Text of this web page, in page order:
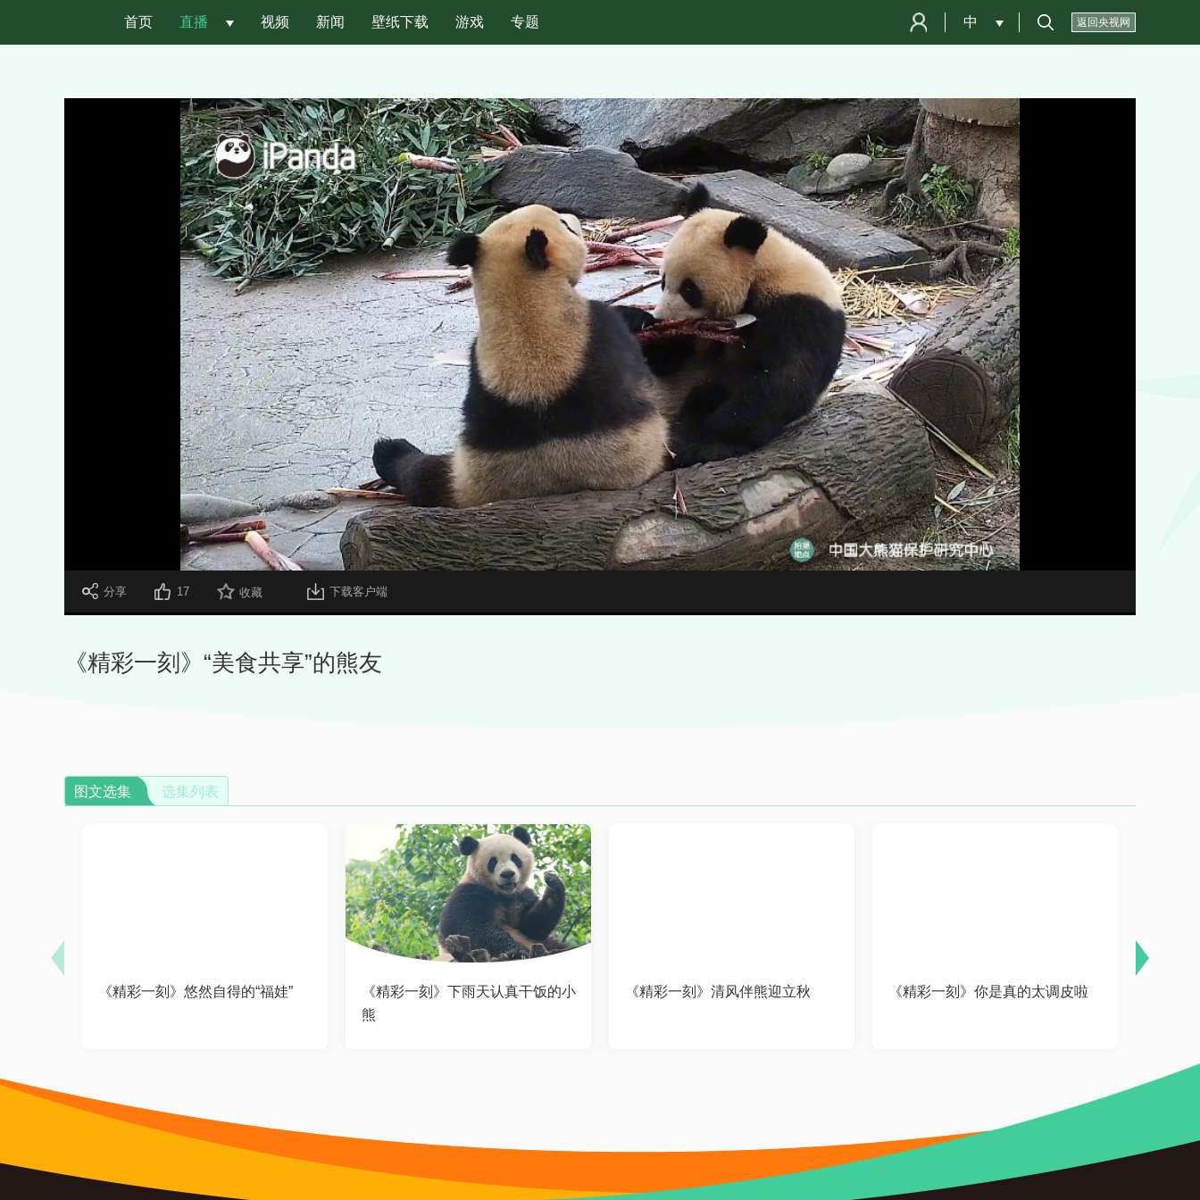
首页 直播 视频 新闻 壁纸下载 游戏 专题 返回央视网
中
分享 17 收藏 下载客户端
《精彩一刻》“美食共享”的熊友
图文选集 选集列表
《精彩一刻》悠然自得的“福娃”
《精彩一刻》下雨天认真干饭的小
熊
《精彩一刻》清风伴熊迎立秋 《精彩一刻》你是真的太调皮啦